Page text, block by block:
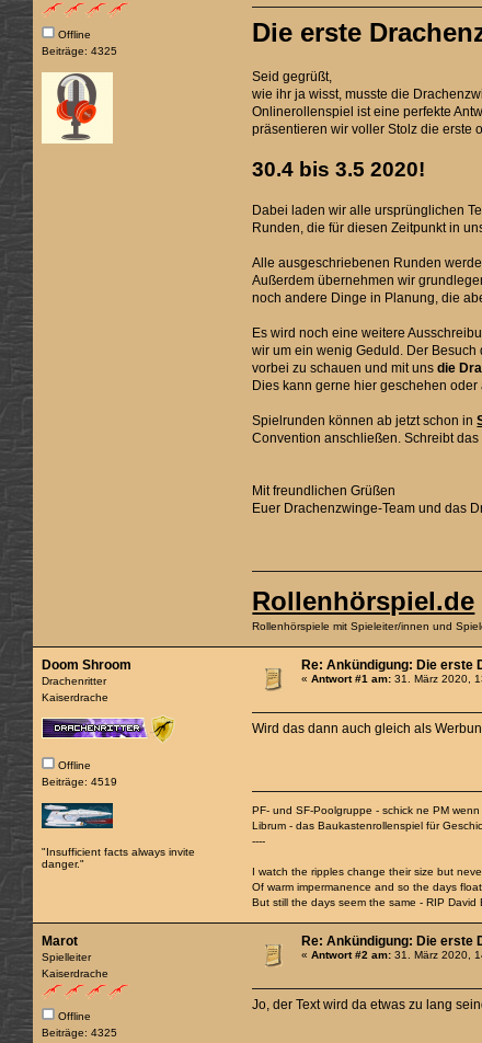
Offline
Beiträge: 4325
Die erste
Seid gegrüßt,
wie ihr ja wisst, musste die
Onlinerollenspiel ist eine perfekte
präsentieren wir voller Stolz die erste
30.4 bis 3.5 2020!
Dabei laden wir alle ursprünglichen
Runden, die für diesen Zeitpunkt in
Alle ausgeschriebenen Runden
Außerdem übernehmen wir
noch andere Dinge in Planung, die
Es wird noch eine weitere
wir um ein wenig Geduld. Der
vorbei zu schauen und mit unsdie
Dies kann gerne hier geschehen oder
Spielrunden können ab jetzt schon in
Convention anschließen. Schreibt
Mit freundlichen Grüßen
Euer Drachenzwinge-Team und das
Rollenhörspiel.de
Rollenhörspiele mit Spieleiter/innen und
Doom Shroom
Drachenritter
Kaiserdrache
Offline
Beiträge: 4519
"Insufficient facts always invite
danger."
Re: Ankündigung: Die erste
«Antwort #1 am: 31. März 2020,
Wird das dann auch gleich als
PF- und SF-Poolgruppe - schick ne PM wenn
Librum - das Baukastenrollenspiel für
----
I watch the ripples change their size but
Of warm impermanence and so the days
But still the days seem the same - RIP David
Marot
Spielleiter
Kaiserdrache
Offline
Beiträge: 4325
Re: Ankündigung: Die erste
«Antwort #2 am: 31. März 2020,
Jo, der Text wird da etwas zu lang